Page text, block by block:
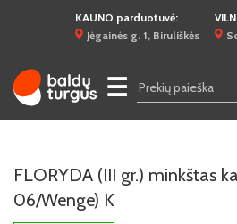
KAUNO parduotuvė:
Jėgainės g. 1, Biruliškės
☰
FLORYDA (III gr.) minkštas
06/Wenge) K